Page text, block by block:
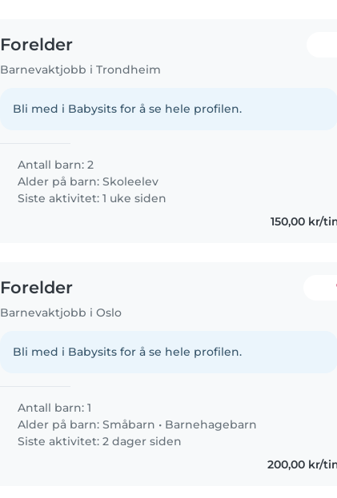
Forelder
Barnevaktjobb i Trondheim
Bli med i Babysits for å se hele profilen.
Antall barn: 2
Alder på barn:Skoleelev
Siste aktivitet: 1 uke siden
150,00 kr/
Forelder
Barnevaktjobb i Oslo
Bli med i Babysits for å se hele profilen.
Antall barn: 1
Alder på barn:Småbarn • Barnehagebarn
Siste aktivitet: 2 dager siden
200,00 kr/